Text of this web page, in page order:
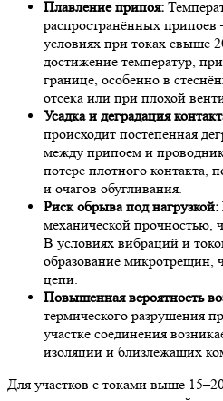
Плавление припоя:
распространённых припоев
условиях при токах свыше
достижение температур,
границе, особенно в
отсека или при плохой
Усадка и деградация
происходит постепенная
между припоем и
потере плотного контакта,
и очагов обугливания.
Риск обрыва под нагрузкой:
механической прочностью,
В условиях вибраций и
образование микротрещин,
цепи.
Повышенная вероятность
термического разрушения
участке соединения
изоляции и близлежащих
Для участков с токами выше